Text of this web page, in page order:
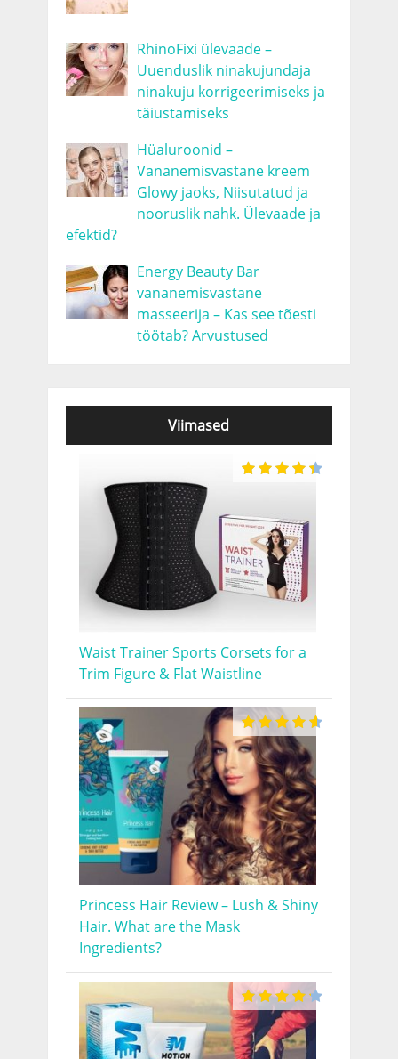
RhinoFixi ülevaade –
Uuenduslik ninakujundaja
ninakuju korrigeerimiseks ja
täiustamiseks
Hüaluroonid –
Vananemisvastane kreem
Glowy jaoks, Niisutatud ja
nooruslik nahk. Ülevaade ja
efektid?
Energy Beauty Bar
vananemisvastane
masseerija – Kas see tõesti
töötab? Arvustused
Viimased
Waist Trainer Sports Corsets for a
Trim Figure & Flat Waistline
Princess Hair Review – Lush & Shiny
Hair. What are the Mask
Ingredients?